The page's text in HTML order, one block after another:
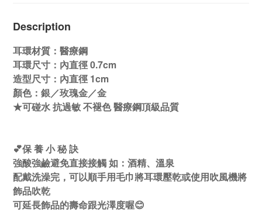
Description
耳環材質：醫療鋼
耳環尺寸：內直徑 0.7cm
造型尺寸：內直徑 1cm
顏色：銀／玫瑰金／金
★可碰水 抗過敏 不褪色 醫療鋼頂級品質
💕保 養 小 秘 訣
強酸強鹼避免直接接觸 如：酒精、溫泉
配戴洗澡完，可以順手用毛巾將耳環壓乾或使用吹風機將
飾品吹乾
可延長飾品的壽命跟光澤度喔😊